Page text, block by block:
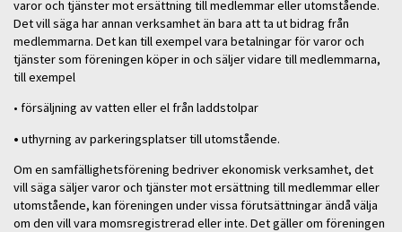
varor och tjänster mot ersättning till medlemmar eller utomstående.
Det vill säga har annan verksamhet än bara att ta ut bidrag från
medlemmarna. Det kan till exempel vara betalningar för varor och
tjänster som föreningen köper in och säljer vidare till medlemmarna,
till exempel
• försäljning av vatten eller el från laddstolpar
• uthyrning av parkeringsplatser till utomstående.
Om en samfällighetsförening bedriver ekonomisk verksamhet, det
vill säga säljer varor och tjänster mot ersättning till medlemmar eller
utomstående, kan föreningen under vissa förutsättningar ändå välja
om den vill vara momsregistrerad eller inte. Det gäller om föreningen